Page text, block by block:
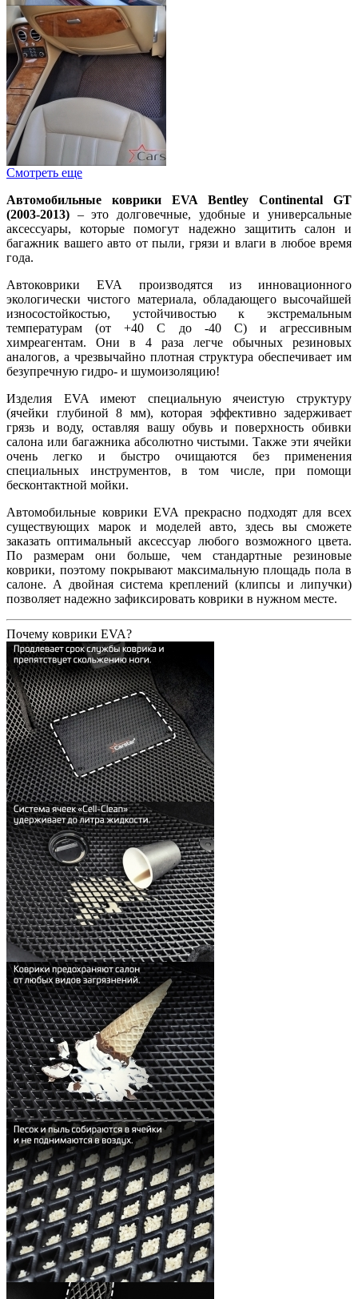
Смотреть еще
Автомобильные коврики EVA Bentley Continental GT
(2003-2013) – это долговечные, удобные и универсальные
аксессуары, которые помогут надежно защитить салон и
багажник вашего авто от пыли, грязи и влаги в любое время
года.
Автоковрики EVA производятся из инновационного
экологически чистого материала, обладающего высочайшей
износостойкостью, устойчивостью к экстремальным
температурам (от +40 С до -40 С) и агрессивным
химреагентам. Они в 4 раза легче обычных резиновых
аналогов, а чрезвычайно плотная структура обеспечивает им
безупречную гидро- и шумоизоляцию!
Изделия EVA имеют специальную ячеистую структуру
(ячейки глубиной 8 мм), которая эффективно задерживает
грязь и воду, оставляя вашу обувь и поверхность обивки
салона или багажника абсолютно чистыми. Также эти ячейки
очень легко и быстро очищаются без применения
специальных инструментов, в том числе, при помощи
бесконтактной мойки.
Автомобильные коврики EVA прекрасно подходят для всех
существующих марок и моделей авто, здесь вы сможете
заказать оптимальный аксессуар любого возможного цвета.
По размерам они больше, чем стандартные резиновые
коврики, поэтому покрывают максимальную площадь пола в
салоне. А двойная система креплений (клипсы и липучки)
позволяет надежно зафиксировать коврики в нужном месте.
Почему коврики EVA?